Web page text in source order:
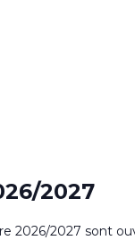
2027
2026/2027 sont